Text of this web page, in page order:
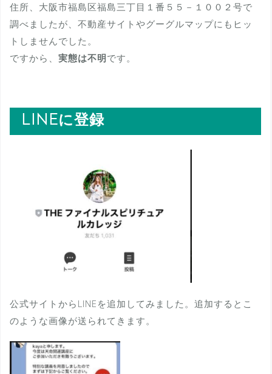
住所、大阪市福島区福島三丁目１番５５－１００２号で
調べましたが、不動産サイトやグーグルマップにもヒッ
トしませんでした。
ですから、 実態は不明です。
LINEに登録
公式サイトからLINEを追加してみました。追加するとこ
のような画像が送られてきます。